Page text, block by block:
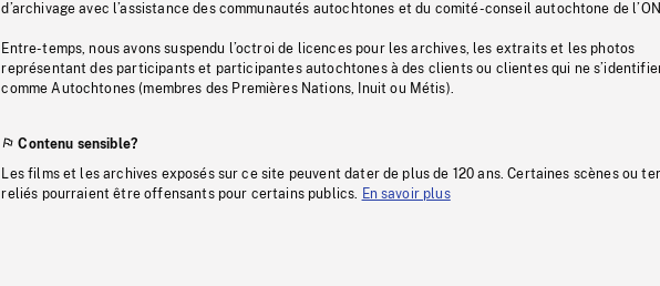
d’archivage avec l’assistance des communautés autochtones et du comité-conseil autochtone de
Entre-temps, nous avons suspendu l’octroi de licences pour les archives, les extraits et les photos
représentant des participants et participantes autochtones à des clients ou clientes qui ne
comme Autochtones (membres des Premières Nations, Inuit ou Métis).
Contenu sensible?
Les films et les archives exposés sur ce site peuvent dater de plus de 120 ans. Certaines scènes ou
reliés pourraient être offensants pour certains publics. En savoir plus